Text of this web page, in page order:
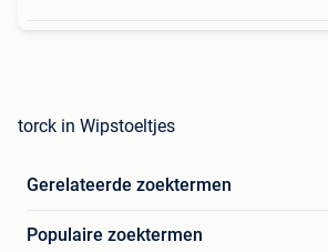
torck in Wipstoeltjes
Gerelateerde zoektermen
Populaire zoektermen